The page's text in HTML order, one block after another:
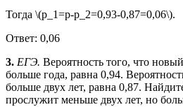
Тогда \(p_1=p-p_2=0,93-0,87=0,06\).
Ответ: 0,06
3. ЕГЭ. Вероятность того, что
больше года, равна 0,94.
больше двух лет, равна 0,87.
прослужит меньше двух лет, но